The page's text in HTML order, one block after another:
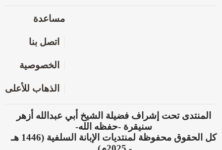
مساعدة
اتصل بنا
الخصوصية
الذهاب للأعلى
المنتدى تحت إشراف فضيلة الشيخ أبي عبدالله أزهر
سنيقرة -حفظه الله-
كل الحقوق محفوظة لمنتديات الإبانة السلفية (1446 هـ